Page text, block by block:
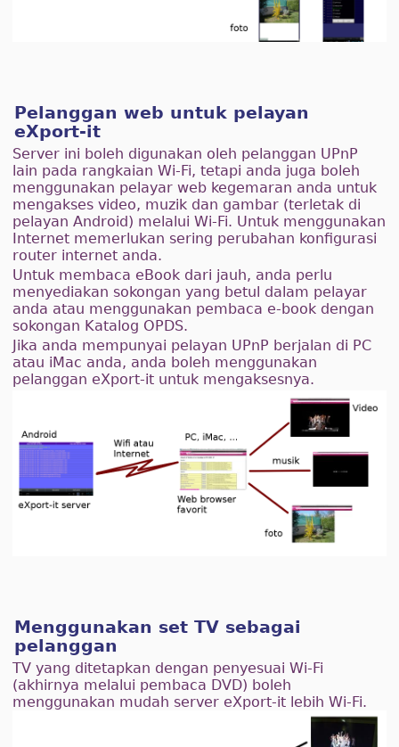
Pelanggan web untuk pelayan
eXport-it
Server ini boleh digunakan oleh pelanggan UPnP
lain pada rangkaian Wi-Fi, tetapi anda juga boleh
menggunakan pelayar web kegemaran anda untuk
mengakses video, muzik dan gambar (terletak di
pelayan Android) melalui Wi-Fi. Untuk menggunakan
Internet memerlukan sering perubahan konfigurasi
router internet anda.
Untuk membaca eBook dari jauh, anda perlu
menyediakan sokongan yang betul dalam pelayar
anda atau menggunakan pembaca e-book dengan
sokongan Katalog OPDS.
Jika anda mempunyai pelayan UPnP berjalan di PC
atau iMac anda, anda boleh menggunakan
pelanggan eXport-it untuk mengaksesnya.
Menggunakan set TV sebagai
pelanggan
TV yang ditetapkan dengan penyesuai Wi-Fi
(akhirnya melalui pembaca DVD) boleh
menggunakan mudah server eXport-it lebih Wi-Fi.